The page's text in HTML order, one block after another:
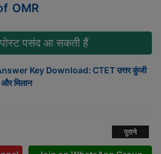
OMR
पसंद आ सकती हैं
Key Download: CTET उत्तर कुंजी
मिलान
पुराने